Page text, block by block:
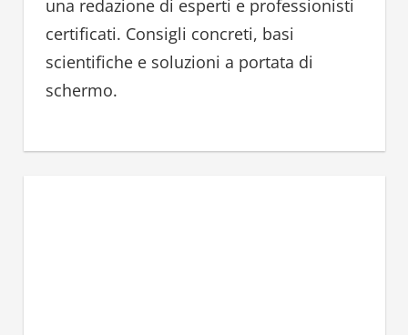
una redazione di esperti e professionisti
certificati. Consigli concreti, basi
scientifiche e soluzioni a portata di
schermo.